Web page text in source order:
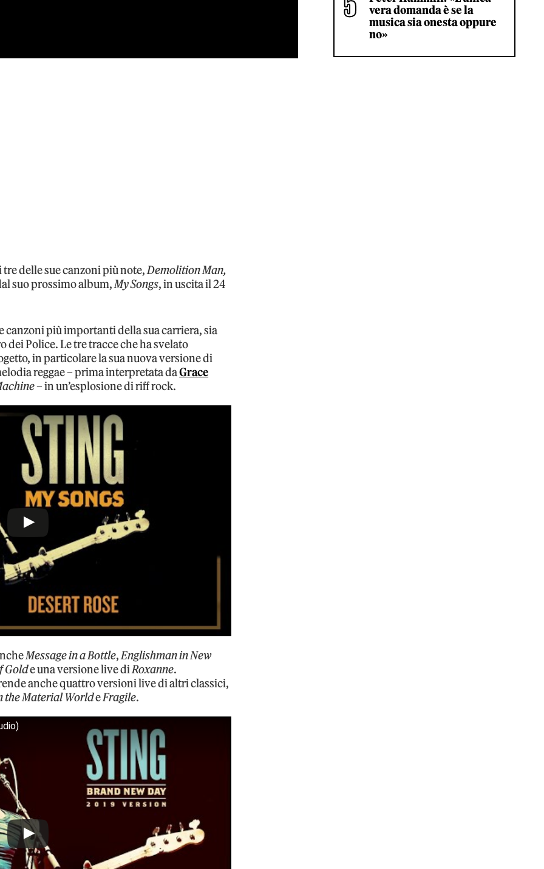
delle sue canzoni più note,Demolition Man,
suo prossimo album,My Songs, in uscita il 24
più importanti della sua carriera, sia
dei Police. Le tre tracce che ha svelato
in particolare la sua nuova versione di
reggae – prima interpretata daGrace
– in un’esplosione di riff rock.
Message in a Bottle,Englishman in New
Golde una versione live diRoxanne.
anche quattro versioni live di altri classici,
the Material WorldeFragile.
vera domanda è se la
musica sia onesta oppure
no»